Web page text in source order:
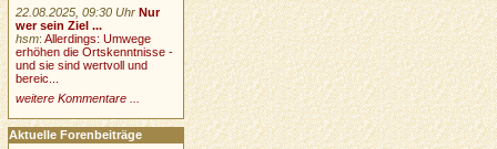
22.08.2025, 09:30 Uhr Nur
wer sein Ziel ...
hsm:Allerdings: Umwege
erhöhen die Ortskenntnisse -
und sie sind wertvoll und
bereic...
weitere Kommentare ...
Aktuelle Forenbeiträge